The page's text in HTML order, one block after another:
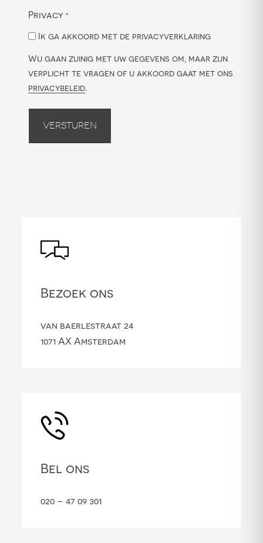
Privacy *
Ik ga akkoord met de privacyverklaring
Wij gaan zuinig met uw gegevens om, maar zijn
verplicht te vragen of u akkoord gaat met ons
privacybeleid.
Versturen
Bezoek ons
van baerlestraat 24
1071 AX Amsterdam
Bel ons
020 – 47 09 301